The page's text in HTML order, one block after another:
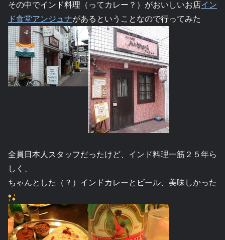
その中でインド料理（ってカレー？）がおいしいお店イン
ド食堂アンジュナがあるということなので行ってみた
全員日本人スタッフだったけど、インド料理一筋２５年ら
しく、
ちゃんとした（？）インドカレーとビール、美味しかった